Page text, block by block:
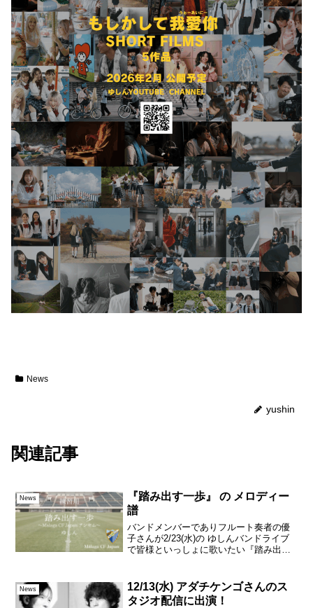
News
yushin
関連記事
News
『踏み出す一歩』 の メロディー
譜
バンドメンバーでありフルート奏者の優
子さんが2/23(水)の ゆしんバンドライブ
で皆様といっしょに歌いたい『踏み出す
Malaga CF Japan アンセム〜【練習用...
News
12/13(水) アダチケンゴさんのス
タジオ配信に出演！